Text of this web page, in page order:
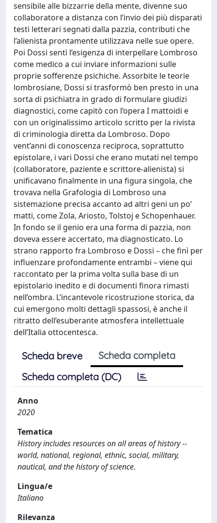
sensibile alle bizzarrie della mente, divenne suo
collaboratore a distanza con l’invio dei più disparati
testi letterari segnati dalla pazzia, contributi che
l’alienista prontamente utilizzava nelle sue opere.
Poi Dossi sentì l’esigenza di interpellare Lombroso
come medico a cui inviare informazioni sulle
proprie sofferenze psichiche. Assorbite le teorie
lombrosiane, Dossi si trasformò ben presto in una
sorta di psichiatra in grado di formulare giudizi
diagnostici, come capitò con l’opera I mattoidi e
con un originalissimo articolo scritto per la rivista
di criminologia diretta da Lombroso. Dopo
vent’anni di conoscenza reciproca, soprattutto
epistolare, i vari Dossi che erano mutati nel tempo
(collaboratore, paziente e scrittore-alienista) si
unificavano finalmente in una figura singola, che
trovava nella Grafologia di Lombroso una
sistemazione precisa accanto ad altri geni un po’
matti, come Zola, Ariosto, Tolstoj e Schopenhauer.
In fondo se il genio era una forma di pazzia, non
doveva essere accertato, ma diagnosticato. Lo
strano rapporto fra Lombroso e Dossi – che finì per
influenzare profondamente entrambi – viene qui
raccontato per la prima volta sulla base di un
epistolario inedito e di documenti finora rimasti
nell’ombra. L’incantevole ricostruzione storica, da
cui emergono molti dettagli spassosi, è anche il
ritratto dell’esuberante atmosfera intellettuale
dell’Italia ottocentesca.
Scheda breve
Scheda completa
Scheda completa (DC)
Anno
2020
Tematica
History includes resources on all areas of history --
world, national, regional, ethnic, social, military,
nautical, and the history of science.
Lingua/e
Italiano
Rilevanza